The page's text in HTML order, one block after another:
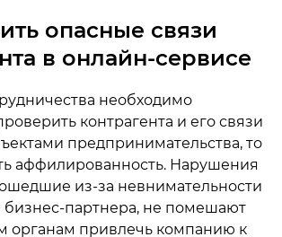
опасные связи
в онлайн-сервисе
необходимо
контрагента и его связи
предпринимательства, то
аффилированность. Нарушения
из-за невнимательности
бизнес-партнера, не помешают
органам привлечь компанию к